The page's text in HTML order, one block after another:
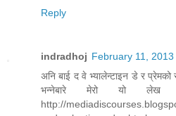
Reply
indradhoj February 11, 2013
अनि बाई द वे भ्यालेन्टाइन डे र
भन्नेबारे मेरो यो
http://